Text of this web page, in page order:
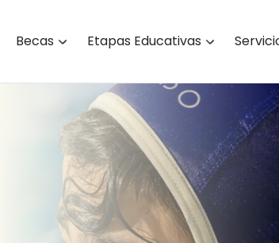
Becas Etapas Educativas